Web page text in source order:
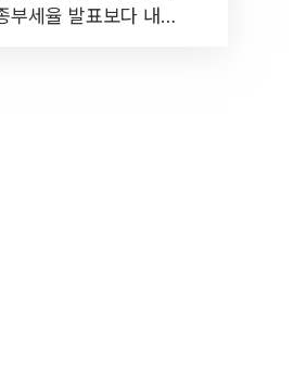
부세율 발표보다 내릴